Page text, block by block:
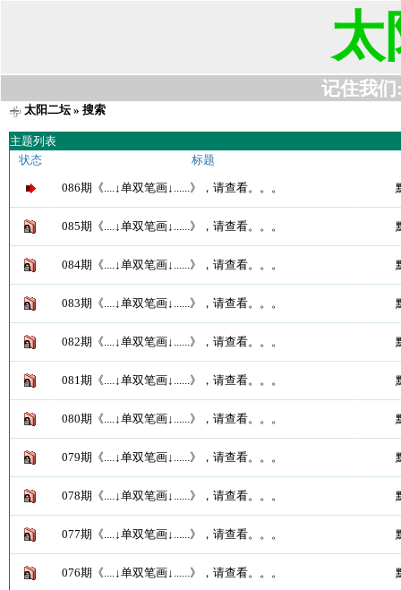
太
记住我们
太阳二坛» 搜索
主题列表
状态
标题
086期《....↓单双笔画↓......》，请查看。。。
085期《....↓单双笔画↓......》，请查看。。。
084期《....↓单双笔画↓......》，请查看。。。
083期《....↓单双笔画↓......》，请查看。。。
082期《....↓单双笔画↓......》，请查看。。。
081期《....↓单双笔画↓......》，请查看。。。
080期《....↓单双笔画↓......》，请查看。。。
079期《....↓单双笔画↓......》，请查看。。。
078期《....↓单双笔画↓......》，请查看。。。
077期《....↓单双笔画↓......》，请查看。。。
076期《....↓单双笔画↓......》，请查看。。。